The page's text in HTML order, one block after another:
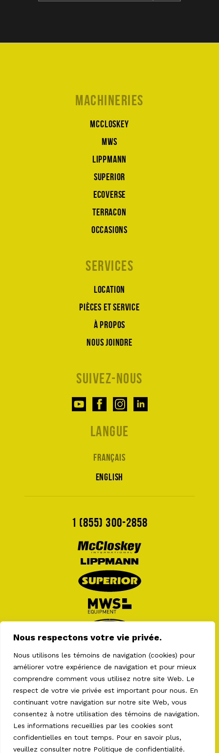
Nous respectons votre vie privée.
Nous utilisons les témoins de navigation (cookies) pour
améliorer votre expérience de navigation et pour mieux
comprendre comment vous utilisez notre site Web. Le
respect de votre vie privée est important pour nous. En
continuant votre navigation sur notre site Web, vous
consentez à notre utilisation des témoins de navigation.
Les informations recueillies par les cookies sont
confidentielles en tout temps. Pour en savoir plus,
veuillez consulter notre Politique de confidentialité.
Machineries
McCloskey
MWS
Lippmann
Superior
Ecoverse
Terracon
Occasions
Services
Location
Pièces et service
À propos
Nous joindre
Suivez-nous
Langue
Français
English
1 (855) 300-2858
2026 © LES ÉQUIPEMENTS AULT . TOUS DROITS
RÉSERVÉS
CONFIDENTIALITÉ
CONDITIONS GÉNÉRALES
PRÉFÉRENCES DES TÉMOINS DE NAVIGATION